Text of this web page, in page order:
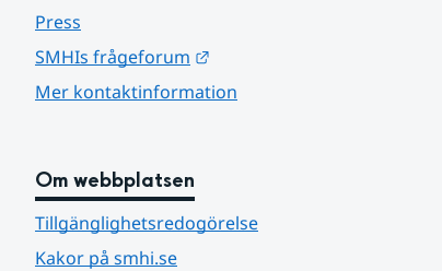
Press
SMHIs frågeforum
Mer kontaktinformation
Om webbplatsen
Tillgänglighetsredogörelse
Kakor på smhi.se